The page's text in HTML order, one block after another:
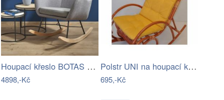
Houpací křeslo BOTAS Halmar
4898,-Kč
Polstr UNI na houpací křeslo - žlutý…
695,-Kč